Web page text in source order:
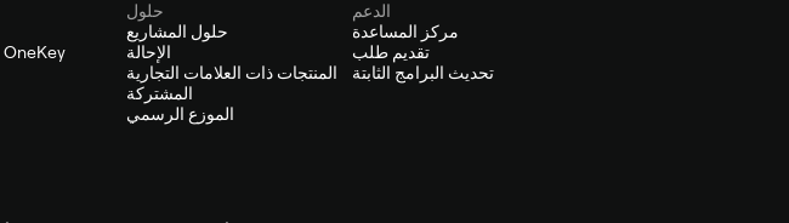
لماذا تحتاج إلى OneKey
حلول
حلول المشاريع
الإحالة
المنتجات ذات العلامات التجارية
المشتركة
الموزع الرسمي
الدعم
مركز المساعدة
تقديم طلب
تحديث البرامج الثابتة